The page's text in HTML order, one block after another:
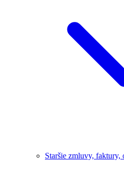
Staršie zmluvy, faktury,